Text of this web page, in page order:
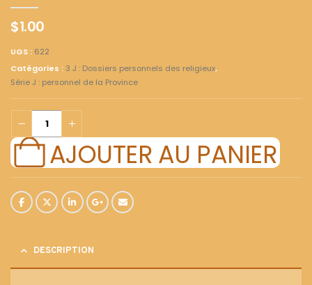
$1.00
UGS : 622
Catégories : 3 J : Dossiers personnels des religieux,
Série J : personnel de la Province
AJOUTER AU PANIER
DESCRIPTION